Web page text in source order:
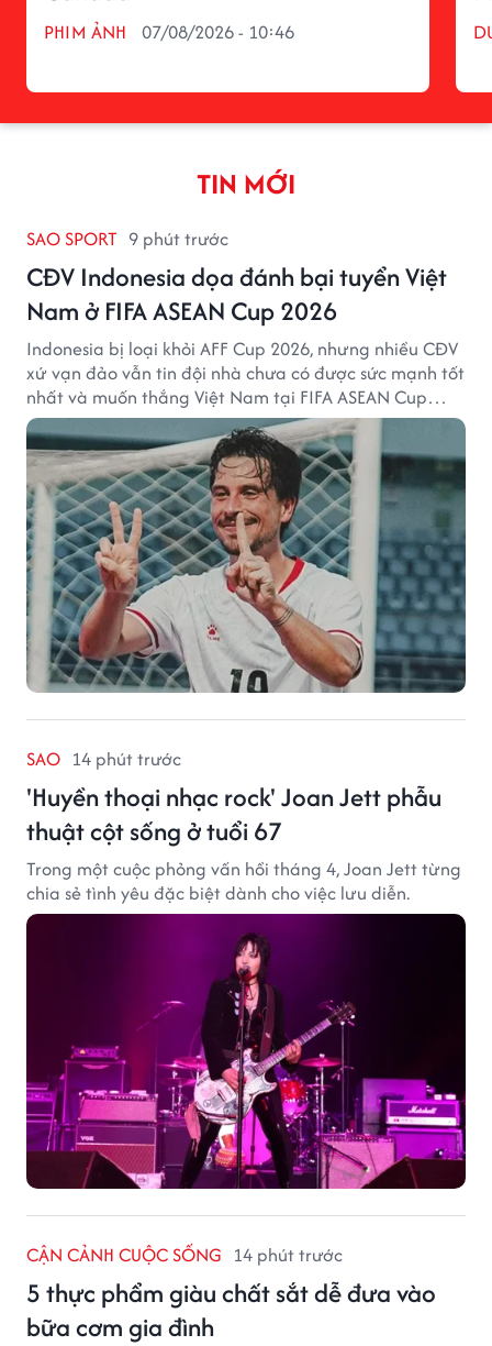
PHIM ẢNH 07/08/2026 - 10:46
TIN MỚI
SAO SPORT 9 phút trước
CĐV Indonesia dọa đánh bại tuyển Việt
Nam ở FIFA ASEAN Cup 2026
Indonesia bị loại khỏi AFF Cup 2026, nhưng nhiều CĐV
xứ vạn đảo vẫn tin đội nhà chưa có được sức mạnh tốt
nhất và muốn thắng Việt Nam tại FIFA ASEAN Cup
2026.
SAO 14 phút trước
'Huyền thoại nhạc rock' Joan Jett phẫu
thuật cột sống ở tuổi 67
Trong một cuộc phỏng vấn hồi tháng 4, Joan Jett từng
chia sẻ tình yêu đặc biệt dành cho việc lưu diễn.
CẬN CẢNH CUỘC SỐNG 14 phút trước
5 thực phẩm giàu chất sắt dễ đưa vào
bữa cơm gia đình